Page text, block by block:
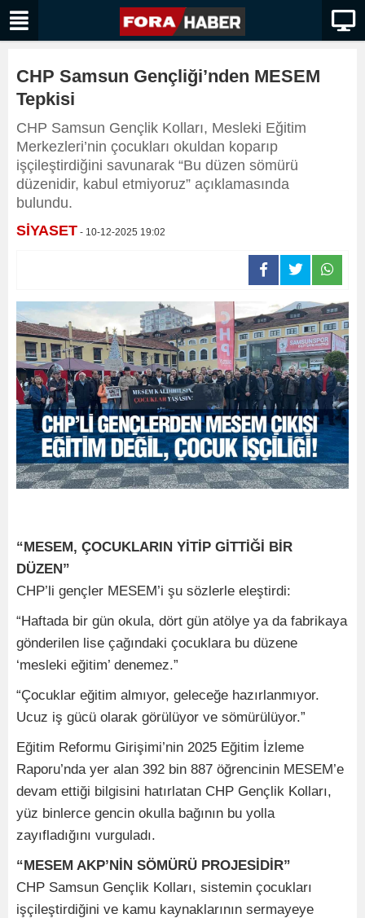
CHP Samsun Gençliği’nden MESEM
Tepkisi
CHP Samsun Gençlik Kolları, Mesleki Eğitim
Merkezleri’nin çocukları okuldan koparıp
işçileştirdiğini savunarak “Bu düzen sömürü
düzenidir, kabul etmiyoruz” açıklamasında
bulundu.
SİYASET - 10-12-2025 19:02
“MESEM, ÇOCUKLARIN YİTİP GİTTİĞİ BİR
DÜZEN”
CHP’li gençler MESEM’i şu sözlerle eleştirdi:
“Haftada bir gün okula, dört gün atölye ya da fabrikaya
gönderilen lise çağındaki çocuklara bu düzene
‘mesleki eğitim’ denemez.”
“Çocuklar eğitim almıyor, geleceğe hazırlanmıyor.
Ucuz iş gücü olarak görülüyor ve sömürülüyor.”
Eğitim Reformu Girişimi’nin 2025 Eğitim İzleme
Raporu’nda yer alan 392 bin 887 öğrencinin MESEM’e
devam ettiği bilgisini hatırlatan CHP Gençlik Kolları,
yüz binlerce gencin okulla bağının bu yolla
zayıfladığını vurguladı.
“MESEM AKP’NİN SÖMÜRÜ PROJESİDİR”
CHP Samsun Gençlik Kolları, sistemin çocukları
işçileştirdiğini ve kamu kaynaklarının sermayeye